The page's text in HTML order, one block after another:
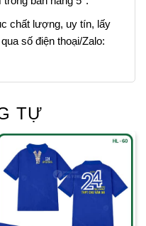
chất lượng, uy tín, lấy
số điện thoại/Zalo:
TỰ